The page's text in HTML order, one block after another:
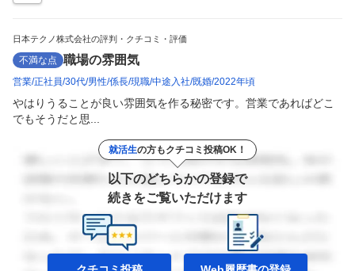
日本テクノ株式会社の評判・クチコミ・評価
不満な点 職場の雰囲気
営業 正社員 30代 男性 係長 現職 中途入社 既婚 2022年頃
やはりうることが良い雰囲気を作る秘密です。営業であればどこ
でもそうだと思...
就活生の方もクチコミ投稿OK！
以下のどちらかの登録で
続きをご覧いただけます